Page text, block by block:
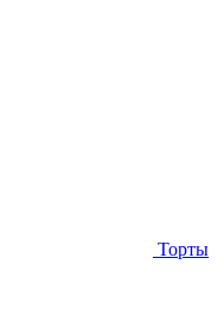
Торты